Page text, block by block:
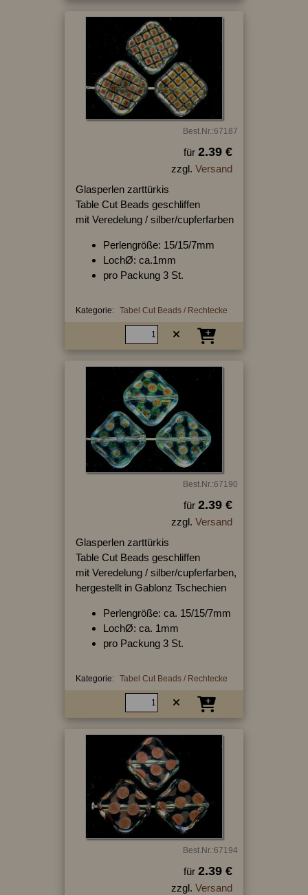
Best.Nr.:67187
für 2.39 €
zzgl. Versand
Glasperlen zarttürkis
Table Cut Beads geschliffen
mit Veredelung / silber/cupferfarben
Perlengröße: 15/15/7mm
LochØ: ca.1mm
pro Packung 3 St.
Kategorie: Tabel Cut Beads / Rechtecke
Best.Nr.:67190
für 2.39 €
zzgl. Versand
Glasperlen zarttürkis
Table Cut Beads geschliffen
mit Veredelung / silber/cupferfarben,
hergestellt in Gablonz Tschechien
Perlengröße: ca. 15/15/7mm
LochØ: ca. 1mm
pro Packung 3 St.
Kategorie: Tabel Cut Beads / Rechtecke
Best.Nr.:67194
für 2.39 €
zzgl. Versand